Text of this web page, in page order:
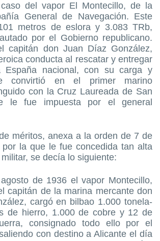
del vapor El Montecillo, de la
General de Navegación. Este
metros de eslora y 3.083 TRb,
por el Gobierno republicano.
capitán don Juan Díaz González,
conducta al rescatar y entregar
nacional, con su carga y
convirtió en el primer marino
con la Cruz Laureada de San
le fue impuesta por el general
méritos, anexa a la orden de 7 de
la que le fue concedida tan alta
se decía lo siguiente:
de 1936 el vapor Montecillo,
capitán de la marina mercante don
cargó en bilbao 1.000 tonela-
de hierro, 1.000 de cobre y 12 de
consignado todo ello por el
con destino a Alicante el día